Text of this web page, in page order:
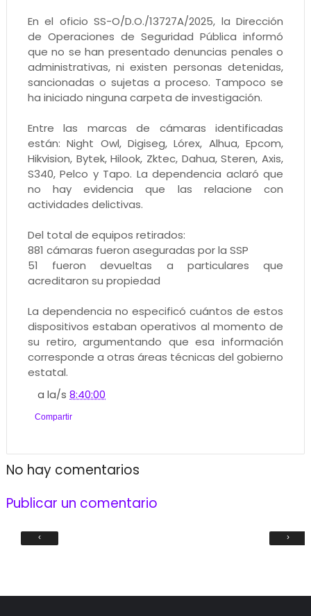
En el oficio SS-O/D.O./13727A/2025, la Dirección
de Operaciones de Seguridad Pública informó
que no se han presentado denuncias penales o
administrativas, ni existen personas detenidas,
sancionadas o sujetas a proceso. Tampoco se
ha iniciado ninguna carpeta de investigación.
Entre las marcas de cámaras identificadas
están: Night Owl, Digiseg, Lórex, Alhua, Epcom,
Hikvision, Bytek, Hilook, Zktec, Dahua, Steren, Axis,
S340, Pelco y Tapo. La dependencia aclaró que
no hay evidencia que las relacione con
actividades delictivas.
Del total de equipos retirados:
881 cámaras fueron aseguradas por la SSP
51 fueron devueltas a particulares que
acreditaron su propiedad
La dependencia no especificó cuántos de estos
dispositivos estaban operativos al momento de
su retiro, argumentando que esa información
corresponde a otras áreas técnicas del gobierno
estatal.
a la/s8:40:00
Compartir
No hay comentarios
Publicar un comentario
‹ ›